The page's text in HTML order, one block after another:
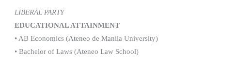
LIBERAL PARTY
EDUCATIONAL ATTAINMENT
• AB Economics (Ateneo de Manila University)
• Bachelor of Laws (Ateneo Law School)